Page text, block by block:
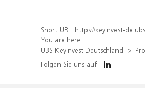
Short URL: https://keyinvest-de.ubs.com/produkt/detail/
You are here:
UBS KeyInvest Deutschland
Folgen Sie uns auf